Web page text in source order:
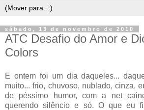
sábado, 13 de novembro de 2010
ATC Desafio do Amor e
Colors
E ontem foi um dia daqueles...
muito... frio, chuvoso, nublado, cinza,
de péssimo humor, com a net
querendo silêncio e só. O que eu